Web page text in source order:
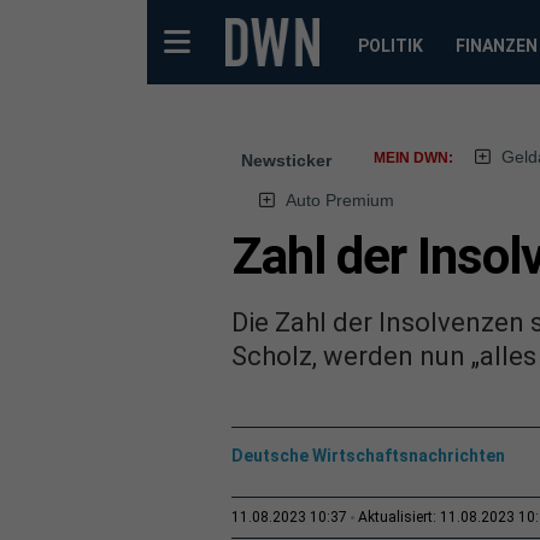
POLITIK FINANZEN
Newsticker MEIN DWN:
Auto Premium
Zahl der
Die Zahl der Insolvenzen
Scholz, werden nun
Deutsche Wirtschaftsnachrichten
11.08.2023 10:37 Aktualisiert: 11.08.2023